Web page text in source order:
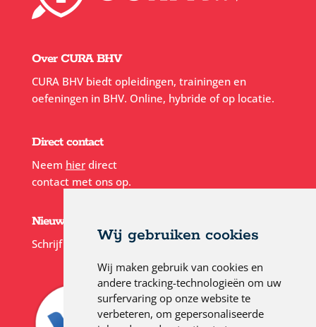
Wij gebruiken cookies
Wij maken gebruik van cookies en
andere tracking-technologieën om uw
surfervaring op onze website te
verbeteren, om gepersonaliseerde
Over CURA BHV
CURA BHV biedt opleidingen, trainingen en
oefeningen in BHV. Online, hybride of op locatie.
Direct contact
Neem hierdirect
contact met ons op.
Nieuwsbrief
Schrijf je in voor onzenieuwsbrief